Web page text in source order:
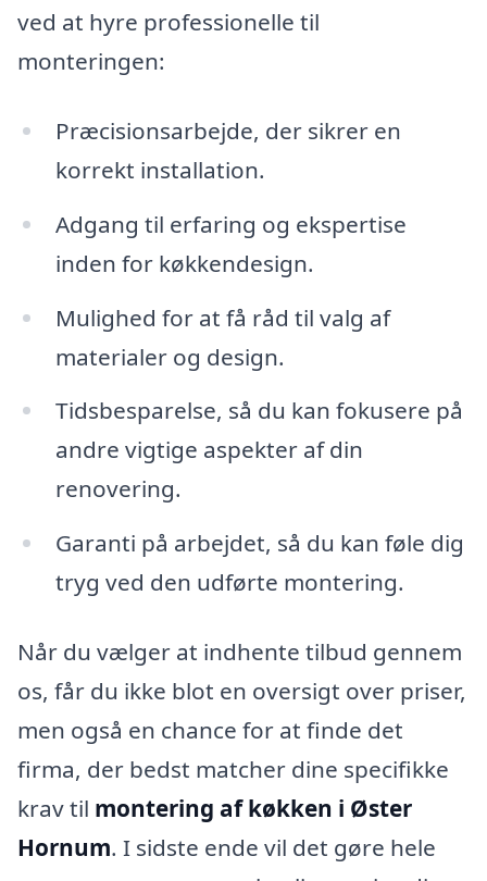
ved at hyre professionelle til
monteringen:
Præcisionsarbejde, der sikrer en
korrekt installation.
Adgang til erfaring og ekspertise
inden for køkkendesign.
Mulighed for at få råd til valg af
materialer og design.
Tidsbesparelse, så du kan fokusere på
andre vigtige aspekter af din
renovering.
Garanti på arbejdet, så du kan føle dig
tryg ved den udførte montering.
Når du vælger at indhente tilbud gennem
os, får du ikke blot en oversigt over priser,
men også en chance for at finde det
firma, der bedst matcher dine specifikke
krav til montering af køkken i Øster
Hornum. I sidste ende vil det gøre hele